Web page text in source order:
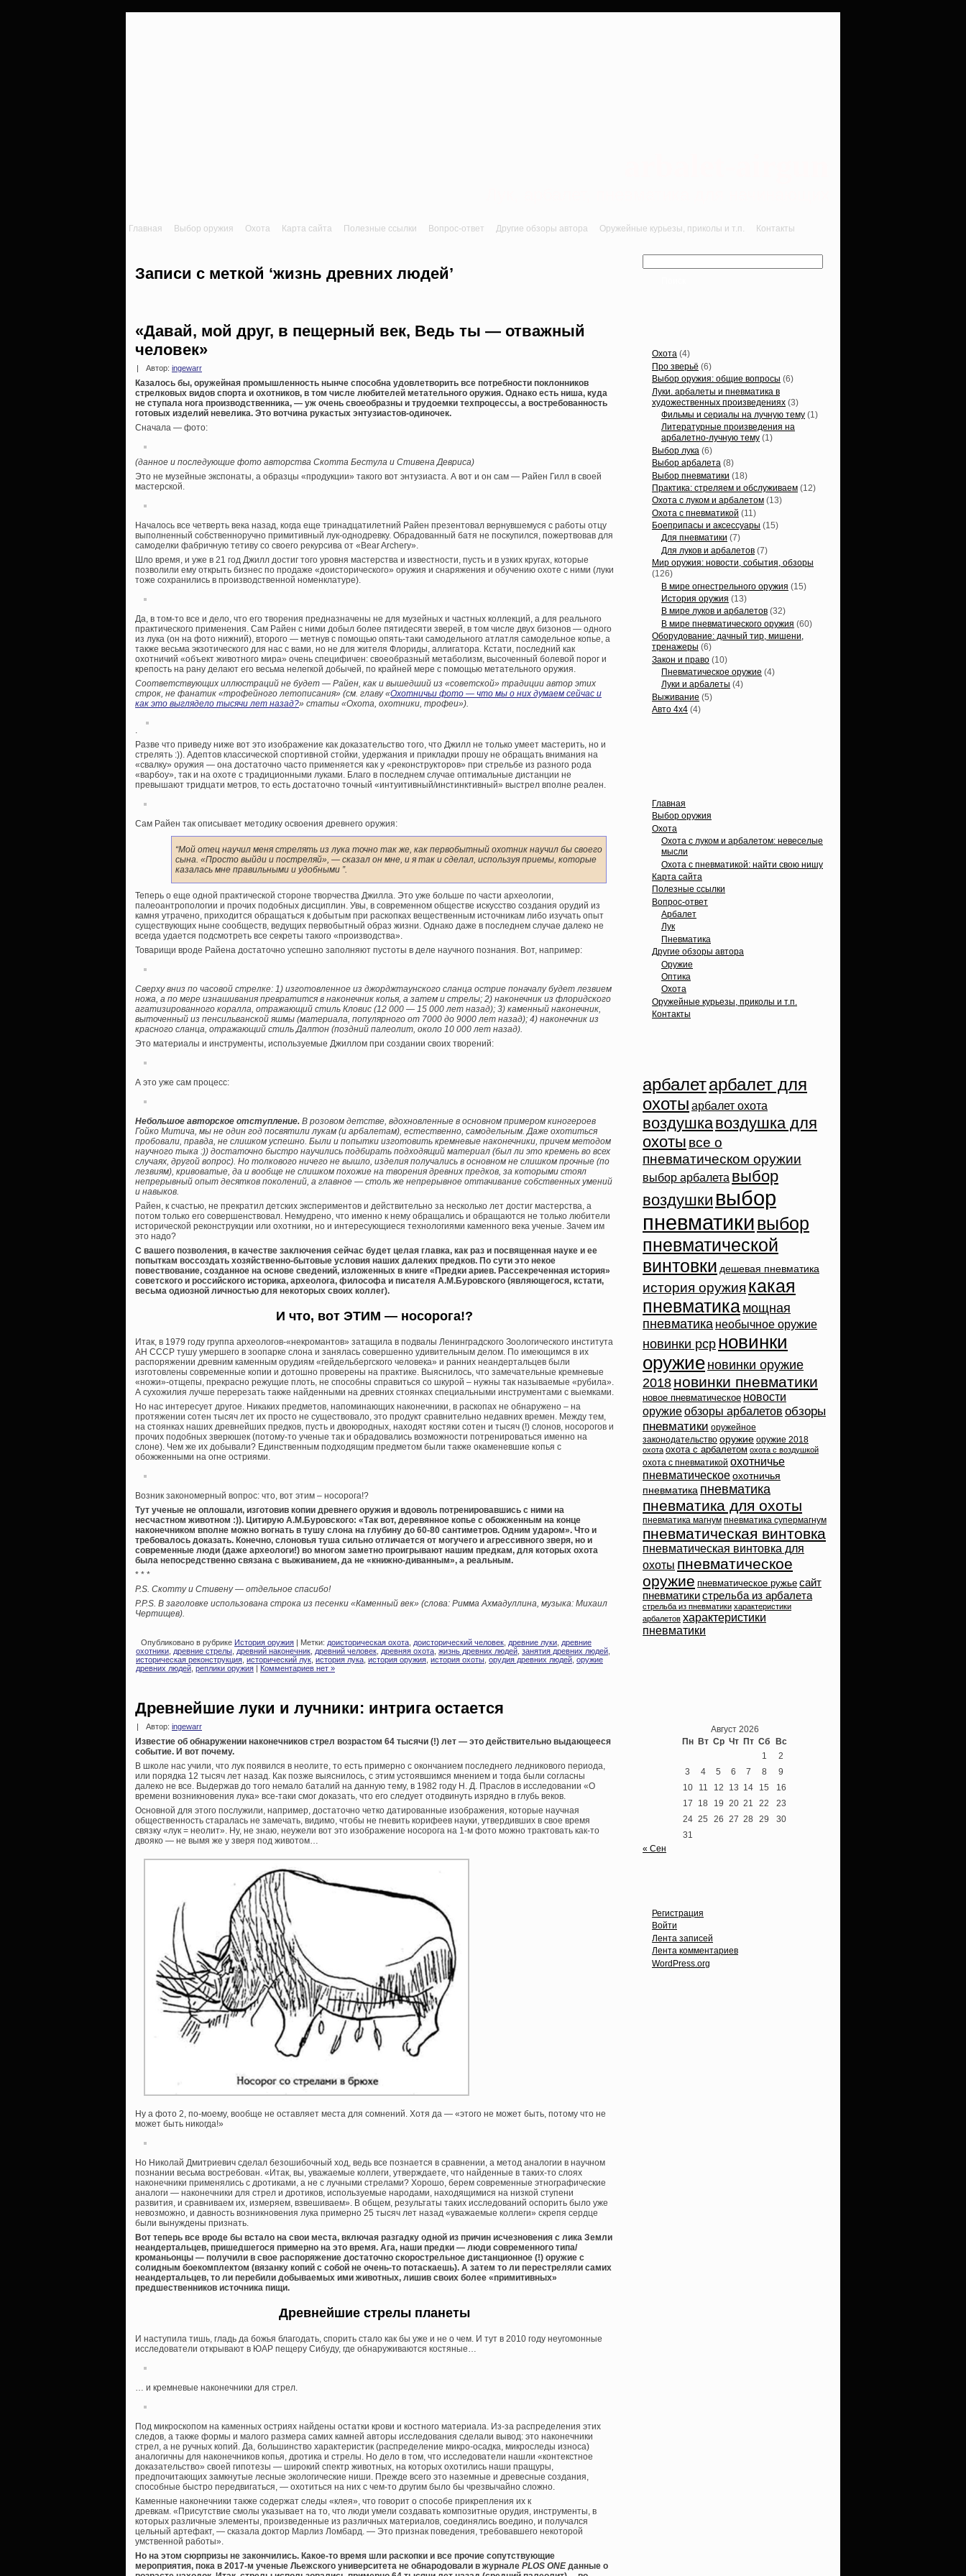
Главная Выбор оружия Охота Карта сайта Полезные ссылки Вопрос-ответ Другие обзоры автора Оружейные курьезы, приколы и т.п. Контакты
Записи с меткой ‘жизнь древних людей’
«Давай, мой друг, в пещерный век, Ведь ты — отважный
человек»
Автор: ingewarr
Казалось бы, оружейная промышленность нынче способна удовлетворить все потребности поклонников
стрелковых видов спорта и охотников, в том числе любителей метательного оружия. Однако есть ниша, куда
не ступала нога производственника, — уж очень своеобразны и трудоемки техпроцессы, а востребованность
готовых изделий невелика. Это вотчина рукастых энтузиастов-одиночек.
Сначала — фото:
(данное и последующие фото авторства Скотта Бестула и Стивена Девриса)
Это не музейные экспонаты, а образцы «продукции» такого вот энтузиаста. А вот и он сам — Райен Гилл в своей
мастерской.
Началось все четверть века назад, когда еще тринадцатилетний Райен презентовал вернувшемуся с работы отцу
выполненный собственноручно примитивный лук-однодревку. Обрадованный батя не поскупился, пожертвовав для
самоделки фабричную тетиву со своего рекурсива от «Bear Archery».
Шло время, и уже в 21 год Джилл достиг того уровня мастерства и известности, пусть и в узких кругах, которые
позволили ему открыть бизнес по продаже «доисторического» оружия и снаряжения и обучению охоте с ними (луки
тоже сохранились в производственной номенклатуре).
Да, в том-то все и дело, что его творения предназначены не для музейных и частных коллекций, а для реального
практического применения. Сам Райен с ними добыл более пятидесяти зверей, в том числе двух бизонов — одного
из лука (он на фото нижний), второго — метнув с помощью опять-таки самодельного атлатля самодельное копье, а
также весьма экзотического для нас с вами, но не для жителя Флориды, аллигатора. Кстати, последний как
охотничий «объект животного мира» очень специфичен: своеобразный метаболизм, высоченный болевой порог и
крепость на рану делают его весьма нелегкой добычей, по крайней мере с помощью метательного оружия.
Соответствующих иллюстраций не будет — Райен, как и вышедший из «советской» традиции автор этих
строк, не фанатик «трофейного летописания» (см. главу «Охотничьи фото — что мы о них думаем сейчас и
как это выглядело тысячи лет назад?» статьи «Охота, охотники, трофеи»).
.
Разве что приведу ниже вот это изображение как доказательство того, что Джилл не только умеет мастерить, но и
стрелять :)). Адептов классической спортивной стойки, удержания и прикладки прошу не обращать внимания на
«свалку» оружия — она достаточно часто применяется как у «реконструкторов» при стрельбе из разного рода
«варбоу», так и на охоте с традиционными луками. Благо в последнем случае оптимальные дистанции не
превышают тридцати метров, то есть достаточно точный «интуитивный/инстинктивный» выстрел вполне реален.
Сам Райен так описывает методику освоения древнего оружия:
“Мой отец научил меня стрелять из лука точно так же, как первобытный охотник научил бы своего
сына. «Просто выйди и постреляй», — сказал он мне, и я так и сделал, используя приемы, которые
казалась мне правильными и удобными ”.
Теперь о еще одной практической стороне творчества Джилла. Это уже больше по части археологии,
палеоантропологии и прочих подобных дисциплин. Увы, в современном обществе искусство создания орудий из
камня утрачено, приходится обращаться к добытым при раскопках вещественным источникам либо изучать опыт
существующих ныне сообществ, ведущих первобытный образ жизни. Однако даже в последнем случае далеко не
всегда удается подсмотреть все секреты такого «производства».
Товарищи вроде Райена достаточно успешно заполняют пустоты в деле научного познания. Вот, например:
Сверху вниз по часовой стрелке: 1) изготовленное из джорджтаунского сланца острие поначалу будет лезвием
ножа, а по мере изнашивания превратится в наконечник копья, а затем и стрелы; 2) наконечник из флоридского
агатизированного коралла, отражающий стиль Кловис (12 000 — 15 000 лет назад); 3) каменный наконечник,
выточенный из пенсильванской яшмы (материала, популярного от 7000 до 9000 лет назад); 4) наконечник из
красного сланца, отражающий стиль Далтон (поздний палеолит, около 10 000 лет назад).
Это материалы и инструменты, используемые Джиллом при создании своих творений:
А это уже сам процесс:
Небольшое авторское отступление. В розовом детстве, вдохновленные в основном примером киногероев
Гойко Митича, мы не один год посвятили лукам (и арбалетам), естественно, самодельным. Даже охотиться
пробовали, правда, не слишком успешно. Были и попытки изготовить кремневые наконечники, причем методом
научного тыка :)) достаточно быстро научились подбирать подходящий материал (был ли это кремень во всех
случаях, другой вопрос). Но толкового ничего не вышло, изделия получались в основном не слишком прочные (по
лезвиям), кривоватые, да и вообще не слишком похожие на творения древних предков, за которыми стоял
непрерывный опыт десятков поколений, а главное — столь же непрерывное оттачивание собственных умений
и навыков.
Райен, к счастью, не прекратил детских экспериментов и действительно за несколько лет достиг мастерства, а
потом только его совершенствовал. Немудрено, что именно к нему обращались и обращаются не только любители
исторической реконструкции или охотники, но и интересующиеся технологиями каменного века ученые. Зачем им
это надо?
С вашего позволения, в качестве заключения сейчас будет целая главка, как раз и посвященная науке и ее
попыткам воссоздать хозяйственно-бытовые условия наших далеких предков. По сути это некое
повествование, созданное на основе сведений, изложенных в книге «Предки ариев. Рассекреченная история»
советского и российского историка, археолога, философа и писателя А.М.Буровского (являющегося, кстати,
весьма одиозной личностью для некоторых своих коллег).
И что, вот ЭТИМ — носорога!?
Итак, в 1979 году группа археологов-«некромантов» затащила в подвалы Ленинградского Зоологического института
АН СССР тушу умершего в зоопарке слона и занялась совершенно удивительным делом. По имеющимся в их
распоряжении древним каменным орудиям «гейдельбергского человека» и ранних неандертальцев были
изготовлены современные копии и дотошно проверены на практике. Выяснилось, что замечательные кремневые
«ножи»-отщепы, прекрасно режущие плоть, не способны справиться со шкурой – нужны так называемые «рубила».
А сухожилия лучше перерезать также найденными на древних стоянках специальными инструментами с выемками.
Но нас интересует другое. Никаких предметов, напоминающих наконечники, в раскопах не обнаружено – на
протяжении сотен тысяч лет их просто не существовало, это продукт сравнительно недавних времен. Между тем,
на стоянках наших древнейших предков, пусть и двоюродных, находят костяки сотен и тысяч (!) слонов, носорогов и
прочих подобных зверюшек (потому-то ученые так и обрадовались возможности потренироваться именно на
слоне). Чем же их добывали? Единственным подходящим предметом были также окаменевшие копья с
обожженными на огне остриями.
Возник закономерный вопрос: что, вот этим – носорога!?
Тут ученые не оплошали, изготовив копии древнего оружия и вдоволь потренировавшись с ними на
несчастном животном :)). Цитирую А.М.Буровского: «Так вот, деревянное копье с обожженным на конце
наконечником вполне можно вогнать в тушу слона на глубину до 60-80 сантиметров. Одним ударом». Что и
требовалось доказать. Конечно, слоновья туша сильно отличается от могучего и агрессивного зверя, но и
современные люди (даже археологи!) во многом заметно проигрывают нашим предкам, для которых охота
была непосредственно связана с выживанием, да не «книжно-диванным», а реальным.
* * *
P.S. Скотту и Стивену — отдельное спасибо!
P.P.S. В заголовке использована строка из песенки «Каменный век» (слова: Римма Ахмадуллина, музыка: Михаил
Чертищев).
Опубликовано в рубрике История оружия | Метки: доисторическая охота доисторический человек древние луки древние
охотники древние стрелы древний наконечник древний человек древняя охота жизнь древних людей занятия древних людей
историческая реконструкция исторический лук история лука история оружия история охоты орудия древних людей оружие
древних людей реплики оружия Комментариев нет »
Древнейшие луки и лучники: интрига остается
| Автор: ingewarr
Известие об обнаружении наконечников стрел возрастом 64 тысячи (!) лет — это действительно выдающееся
событие. И вот почему.
В школе нас учили, что лук появился в неолите, то есть примерно с окончанием последнего ледникового периода,
или порядка 12 тысяч лет назад. Как позже выяснилось, с этим устоявшимся мнением и тогда были согласны
далеко не все. Выдержав до того немало баталий на данную тему, в 1982 году Н. Д. Праслов в исследовании «О
времени возникновения лука» все-таки смог доказать, что его следует отодвинуть изрядно в глубь веков.
Основной для этого послужили, например, достаточно четко датированные изображения, которые научная
общественность старалась не замечать, видимо, чтобы не гневить корифеев науки, утвердивших в свое время
связку «лук = неолит». Ну, не знаю, неужели вот это изображение носорога на 1-м фото можно трактовать как-то
двояко — не вымя же у зверя под животом…
Ну а фото 2, по-моему, вообще не оставляет места для сомнений. Хотя да — «этого не может быть, потому что не
может быть никогда!»
Но Николай Дмитриевич сделал безошибочный ход, ведь все познается в сравнении, а метод аналогии в научном
познании весьма востребован. «Итак, вы, уважаемые коллеги, утверждаете, что найденные в таких-то слоях
наконечники применялись с дротиками, а не с лучными стрелами? Хорошо, берем современные этнографические
аналоги — наконечники для стрел и дротиков, используемые народами, находящимися на низкой ступени
развития, и сравниваем их, измеряем, взвешиваем». В общем, результаты таких исследований оспорить было уже
невозможно, и давность возникновения лука примерно 25 тысяч лет назад «уважаемые коллеги» скрепя сердце
были вынуждены признать.
Вот теперь все вроде бы встало на свои места, включая разгадку одной из причин исчезновения с лика Земли
неандертальцев, пришедшегося примерно на это время. Ага, наши предки — люди современного типа/
кроманьонцы — получили в свое распоряжение достаточно скорострельное дистанционное (!) оружие с
солидным боекомплектом (вязанку копий с собой не очень-то потаскаешь). А затем то ли перестреляли самих
неандертальцев, то ли перебили добываемых ими животных, лишив своих более «примитивных»
предшественников источника пищи.
Древнейшие стрелы планеты
И наступила тишь, гладь да божья благодать, спорить стало как бы уже и не о чем. И тут в 2010 году неугомонные
исследователи открывают в ЮАР пещеру Сибуду, где обнаруживаются костяные…
… и кремневые наконечники для стрел.
Под микроскопом на каменных остриях найдены остатки крови и костного материала. Из-за распределения этих
следов, а также формы и малого размера самих камней авторы исследования сделали вывод: это наконечники
стрел, а не ручных копий. Да, большинство характеристик (распределение микро-осадка, микроследы износа)
аналогичны для наконечников копья, дротика и стрелы. Но дело в том, что исследователи нашли «контекстное
доказательство» своей гипотезы — широкий спектр животных, на которых охотились наши пращуры,
предпочитающих замкнутые лесные экологические ниши. Прежде всего это наземные и древесные создания,
способные быстро передвигаться, — охотиться на них с чем-то другим было бы чрезвычайно сложно.
Каменные наконечники также содержат следы «клея», что говорит о способе прикрепления их к
древкам. «Присутствие смолы указывает на то, что люди умели создавать композитные орудия, инструменты, в
которых различные элементы, произведенные из различных материалов, соединялись воедино, и получался
цельный артефакт, — сказала доктор Марлиз Ломбард. — Это признак поведения, требовавшего некоторой
умственной работы».
Но на этом сюрпризы не закончились. Какое-то время шли раскопки и все прочие сопутствующие
мероприятия, пока в 2017-м ученые Льежского университета не обнародовали в журнале PLOS ONEданные о
Охота (4)
Про зверьё (6)
Выбор оружия: общие вопросы (6)
Луки. арбалеты и пневматика в
художественных произведениях (3)
Фильмы и сериалы на лучную тему (1)
Литературные произведения на
арбалетно-лучную тему (1)
Выбор лука (6)
Выбор арбалета (8)
Выбор пневматики (18)
Практика: стреляем и обслуживаем (12)
Охота с луком и арбалетом (13)
Охота с пневматикой (11)
Боеприпасы и аксессуары (15)
Для пневматики (7)
Для луков и арбалетов (7)
Мир оружия: новости, события, обзоры
(126)
В мире огнестрельного оружия (15)
История оружия (13)
В мире луков и арбалетов (32)
В мире пневматического оружия (60)
Оборудование: дачный тир, мишени,
тренажеры (6)
Закон и право (10)
Пневматическое оружие (4)
Луки и арбалеты (4)
Выживание (5)
Авто 4х4 (4)
Главная
Выбор оружия
Охота
Охота с луком и арбалетом: невеселые
мысли
Охота с пневматикой: найти свою нишу
Карта сайта
Полезные ссылки
Вопрос-ответ
Арбалет
Лук
Пневматика
Другие обзоры автора
Оружие
Оптика
Охота
Оружейные курьезы, приколы и т.п.
Контакты
арбалетарбалет для
охоты арбалет охота
воздушкавоздушка для
охоты все о
пневматическом оружии
выбор арбалета выбор
воздушки выбор
пневматикивыбор
пневматической
винтовки дешевая пневматика
история оружия какая
пневматика мощная
пневматика необычное оружие
новинки pcp новинки
оружие новинки оружие
2018 новинки пневматики
новое пневматическое новости
оружиеобзоры арбалетов обзоры
пневматики оружейное
законодательство оружие оружие 2018
охота охота с арбалетом охота с воздушкой
охота с пневматикой охотничье
пневматическое охотничья
пневматика пневматика
пневматика для охоты
пневматика магнум пневматика супермагнум
пневматическая винтовка
пневматическая винтовка для
охоты пневматическое
оружие пневматическое ружье сайт
пневматикистрельба из арбалета
стрельба из пневматики характеристики
арбалетов характеристики
пневматики
Август 2026
Пн Вт Ср Чт Пт Сб Вс
1
2
3
4 5 6 7 8
9
10
11 12 13 14 15
16
17
18 19 20 21 22
23
24 25 26 27 28 29
30
31
« Сен
Регистрация
Войти
Лента записей
Лента комментариев
WordPress.org